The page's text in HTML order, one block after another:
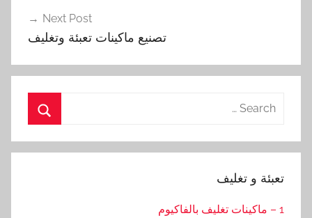
Next Post
تصنيع ماكينات تعبئة وتغليف
Search
تعبئة و تغليف
1 – ماكينات تغليف بالفاكيوم